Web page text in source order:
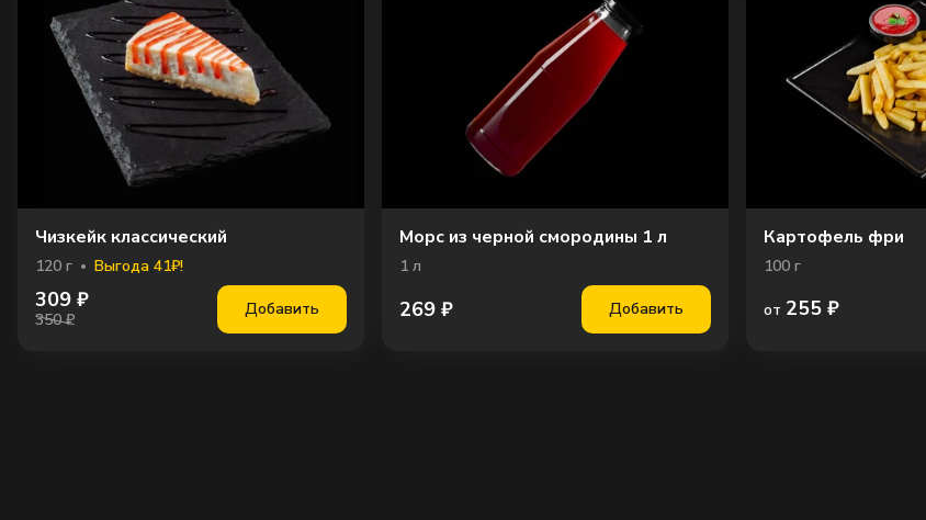
Чизкейк классический
120 г Выгода 41₽!
309 ₽
350 ₽
Добавить
Морс из черной смородины 1 л
1 л
269 ₽ Добавить
Картофель фри
100 г
от 255 ₽